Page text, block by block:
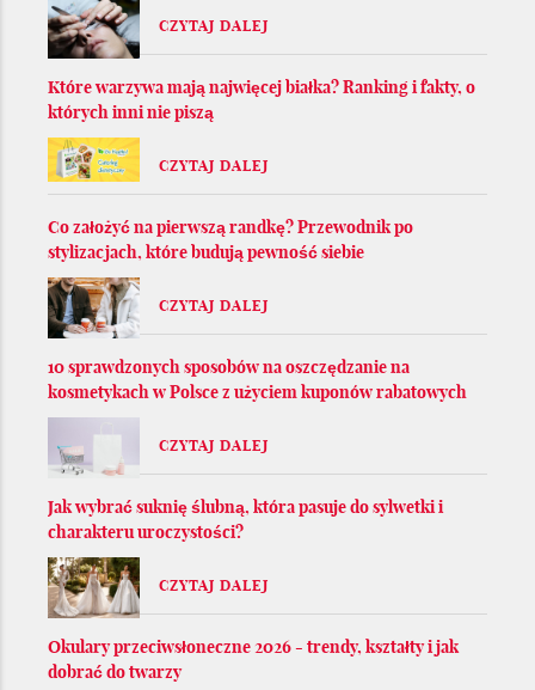
CZYTAJ DALEJ
Które warzywa mają najwięcej białka? Ranking i fakty, o
których inni nie piszą
CZYTAJ DALEJ
Co założyć na pierwszą randkę? Przewodnik po
stylizacjach, które budują pewność siebie
CZYTAJ DALEJ
10 sprawdzonych sposobów na oszczędzanie na
kosmetykach w Polsce z użyciem kuponów rabatowych
CZYTAJ DALEJ
Jak wybrać suknię ślubną, która pasuje do sylwetki i
charakteru uroczystości?
CZYTAJ DALEJ
Okulary przeciwsłoneczne 2026 - trendy, kształty i jak
dobrać do twarzy